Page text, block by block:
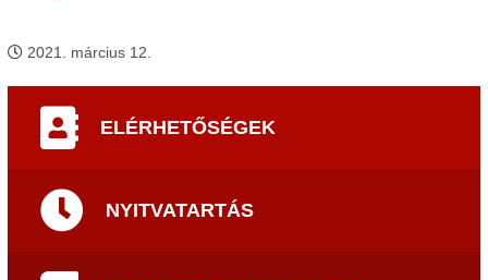
2021. március 12.
ELÉRHETŐSÉGEK
NYITVATARTÁS